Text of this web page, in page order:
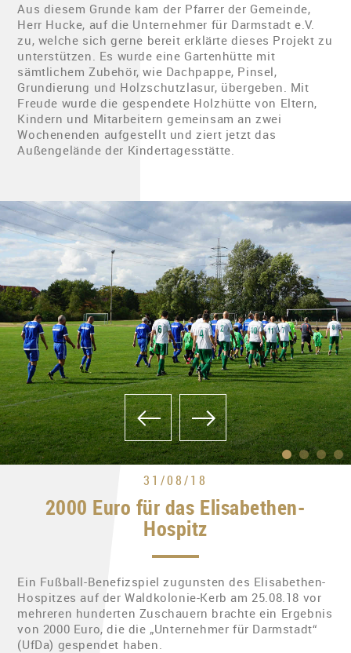
Aus diesem Grunde kam der Pfarrer der Gemeinde,
Herr Hucke, auf die Unternehmer für Darmstadt e.V.
zu, welche sich gerne bereit erklärte dieses Projekt zu
unterstützen. Es wurde eine Gartenhütte mit
sämtlichem Zubehör, wie Dachpappe, Pinsel,
Grundierung und Holzschutzlasur, übergeben. Mit
Freude wurde die gespendete Holzhütte von Eltern,
Kindern und Mitarbeitern gemeinsam an zwei
Wochenenden aufgestellt und ziert jetzt das
Außengelände der Kindertagesstätte.
31/08/18
2000 Euro für das Elisabethen-
Hospitz
Ein Fußball-Benefizspiel zugunsten des Elisabethen-
Hospitzes auf der Waldkolonie-Kerb am 25.08.18 vor
mehreren hunderten Zuschauern brachte ein Ergebnis
von 2000 Euro, die die „Unternehmer für Darmstadt“
(UfDa) gespendet haben.